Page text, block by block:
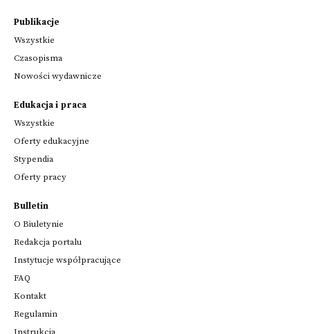
Publikacje
Wszystkie
Czasopisma
Nowości wydawnicze
Edukacja i praca
Wszystkie
Oferty edukacyjne
Stypendia
Oferty pracy
Bulletin
O Biuletynie
Redakcja portalu
Instytucje współpracujące
FAQ
Kontakt
Regulamin